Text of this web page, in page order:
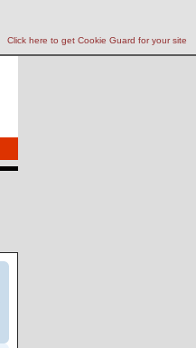
Click here to get Cookie Guard for your site